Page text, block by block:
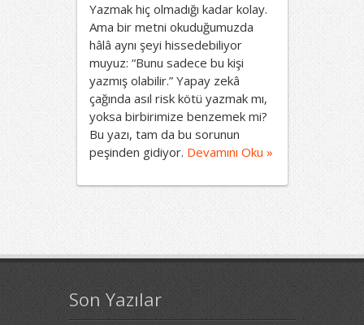
Yazmak hiç olmadığı kadar kolay.
Ama bir metni okuduğumuzda
hâlâ aynı şeyi hissedebiliyor
muyuz: “Bunu sadece bu kişi
yazmış olabilir.” Yapay zekâ
çağında asıl risk kötü yazmak mı,
yoksa birbirimize benzemek mi?
Bu yazı, tam da bu sorunun
peşinden gidiyor. Devamını Oku »
Son Yazılar